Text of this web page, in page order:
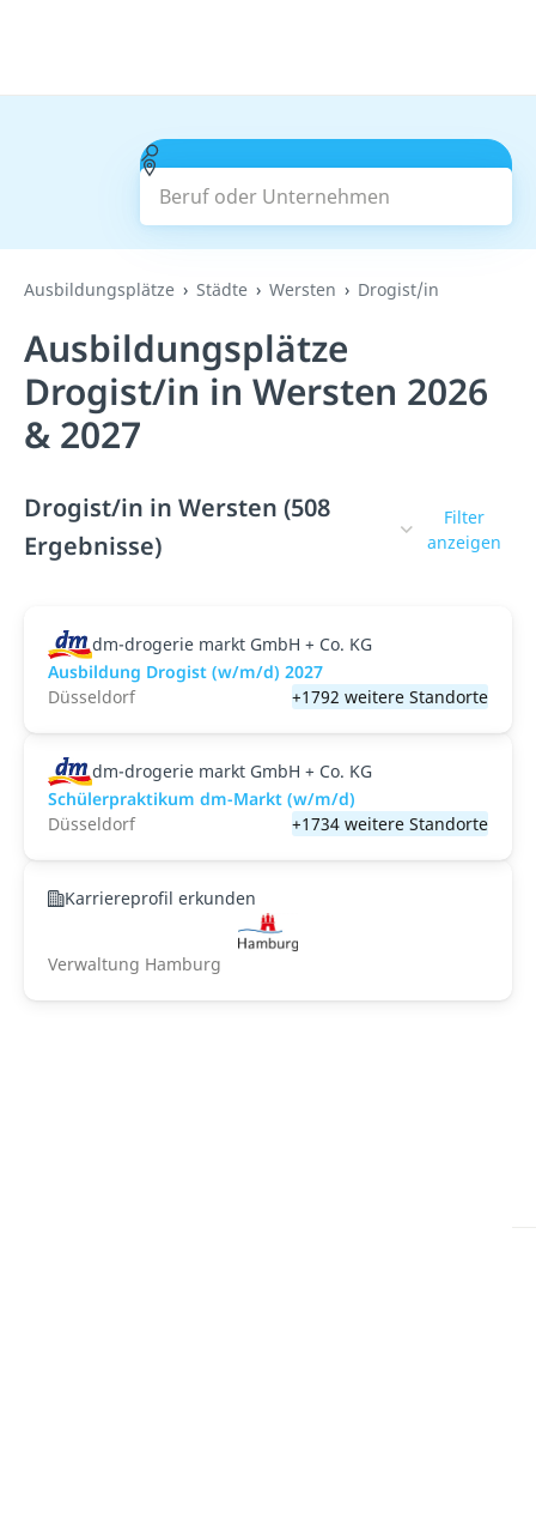
Beruf oder Unternehmen
Suchen
Ausbildungsplätze Städte Wersten Drogist/in
Ausbildungsplätze
Drogist/in in Wersten 2026
& 2027
Drogist/in in Wersten (508
Ergebnisse)
Filter
anzeigen
dm-drogerie markt GmbH + Co. KG
Ausbildung Drogist (w/m/d) 2027
Düsseldorf
+1792 weitere Standorte
dm-drogerie markt GmbH + Co. KG
Schülerpraktikum dm-Markt (w/m/d)
Düsseldorf
+1734 weitere Standorte
Karriereprofil erkunden
Verwaltung Hamburg